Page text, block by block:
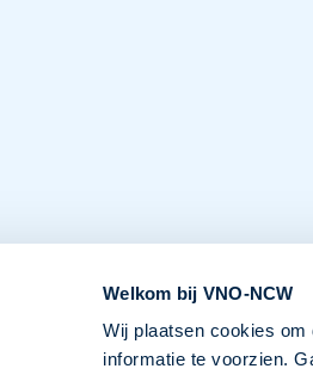
Welkom bij VNO-NCW
Wij plaatsen cookies
informatie te voorzien.